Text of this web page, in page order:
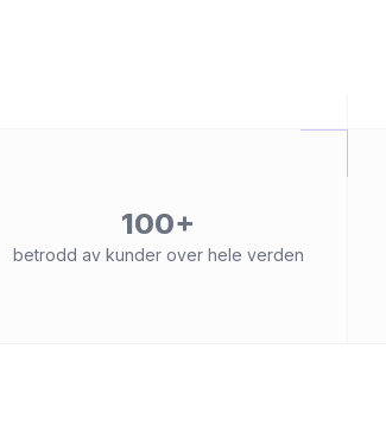
100+
betrodd av kunder over hele verden